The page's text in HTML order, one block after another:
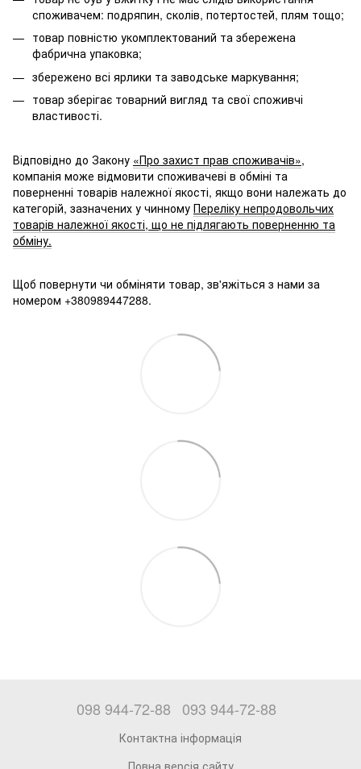
споживачем: подряпин, сколів, потертостей, плям тощо;
товар повністю укомплектований та збережена
фабрична упаковка;
збережено всі ярлики та заводське маркування;
товар зберігає товарний вигляд та свої споживчі
властивості.
Відповідно до Закону «Про захист прав споживачів»,
компанія може відмовити споживачеві в обміні та
поверненні товарів належної якості, якщо вони належать до
категорій, зазначених у чинному Переліку непродовольчих
товарів належної якості, що не підлягають поверненню та
обміну.
Щоб повернути чи обміняти товар, зв'яжіться з нами за
номером +380989447288.
098 944-72-88 093 944-72-88
Контактна інформація
Повна версія сайту